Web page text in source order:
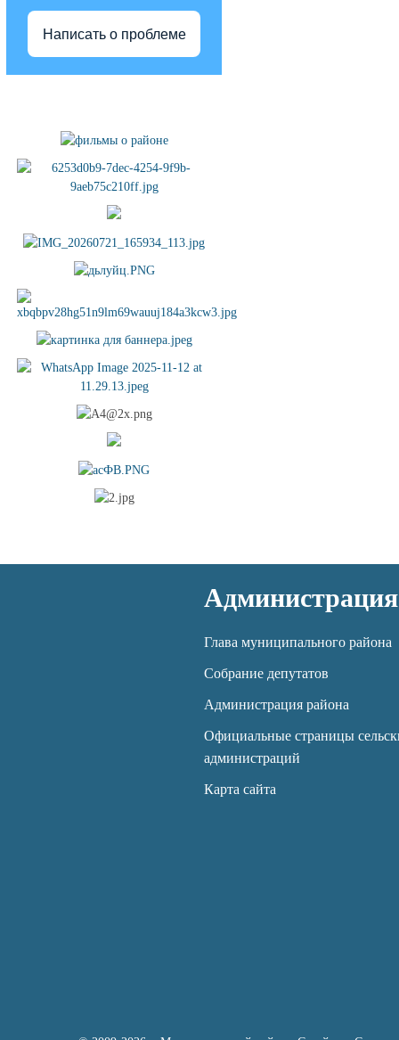
Написать о проблеме
Администрация
Глава муниципального района
Собрание депутатов
Администрация района
Официальные страницы
администраций
Карта сайта